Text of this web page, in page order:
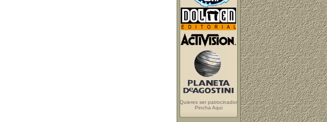
Quieres ser patrocinador
Pincha Aqui